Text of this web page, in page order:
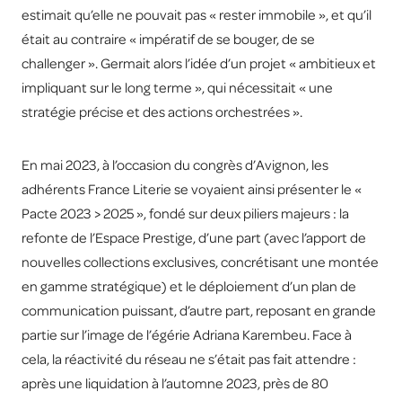
estimait qu’elle ne pouvait pas « rester immobile », et qu’il
était au contraire « impératif de se bouger, de se
challenger ». Germait alors l’idée d’un projet « ambitieux et
impliquant sur le long terme », qui nécessitait « une
stratégie précise et des actions orchestrées ».
En mai 2023, à l’occasion du congrès d’Avignon, les
adhérents France Literie se voyaient ainsi présenter le «
Pacte 2023 > 2025 », fondé sur deux piliers majeurs : la
refonte de l’Espace Prestige, d’une part (avec l’apport de
nouvelles collections exclusives, concrétisant une montée
en gamme stratégique) et le déploiement d’un plan de
communication puissant, d’autre part, reposant en grande
partie sur l’image de l’égérie Adriana Karembeu. Face à
cela, la réactivité du réseau ne s’était pas fait attendre :
après une liquidation à l’automne 2023, près de 80